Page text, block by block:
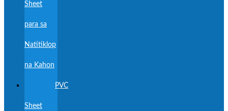
Sheet
para sa
Natitiklop
na Kahon
PVC
Sheet